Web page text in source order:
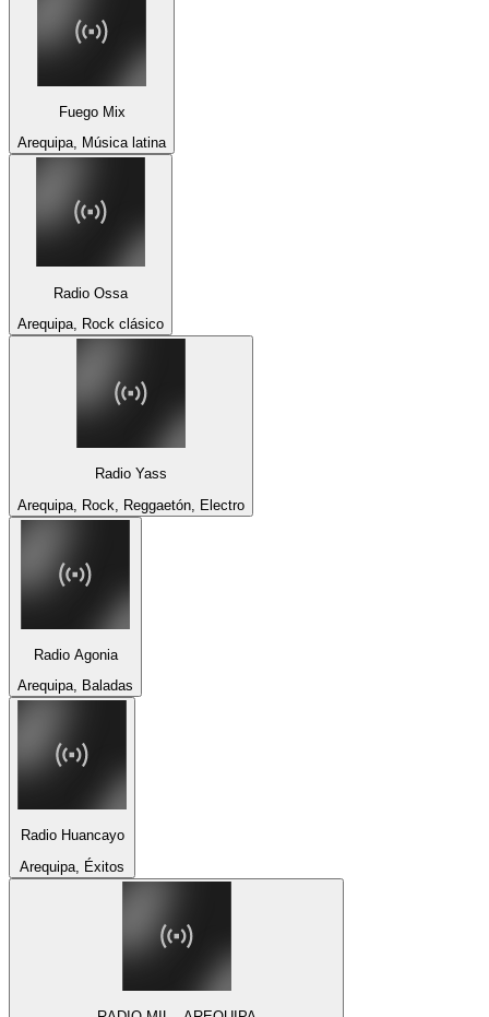
Fuego Mix
Arequipa, Música latina
Radio Ossa
Arequipa, Rock clásico
Radio Yass
Arequipa, Rock, Reggaetón, Electro
Radio Agonia
Arequipa, Baladas
Radio Huancayo
Arequipa, Éxitos